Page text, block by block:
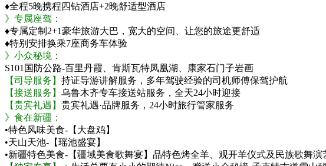
♦全程5晚携程四钻酒店+2晚舒适型酒店
》专属座驾：
♦专属定制2+1豪华旅游大巴，宽大的空间、让您的旅途更舒适
♦特别安排换乘7座商务车体验
》小众秘境：
S101国防公路-百里丹霞、肯斯瓦特凤凰湖、康家石门子岩画
【司导服务】 持证导游讲解服务，多年驾驶经验的司机师傅保驾护航
【接送服务】 乌鲁木齐专车接送站服务，全天24小时迎接
【贵宾礼遇】 贵宾礼遇·品牌服务，24小时旅行管家服务
》食在新疆：
•特色风味美食-【大盘鸡】
•天山天池-【瑶池盛宴】
•新疆特色美食-【疆域美食歌舞宴】品特色烤全羊、观开羊仪式及民族歌舞演